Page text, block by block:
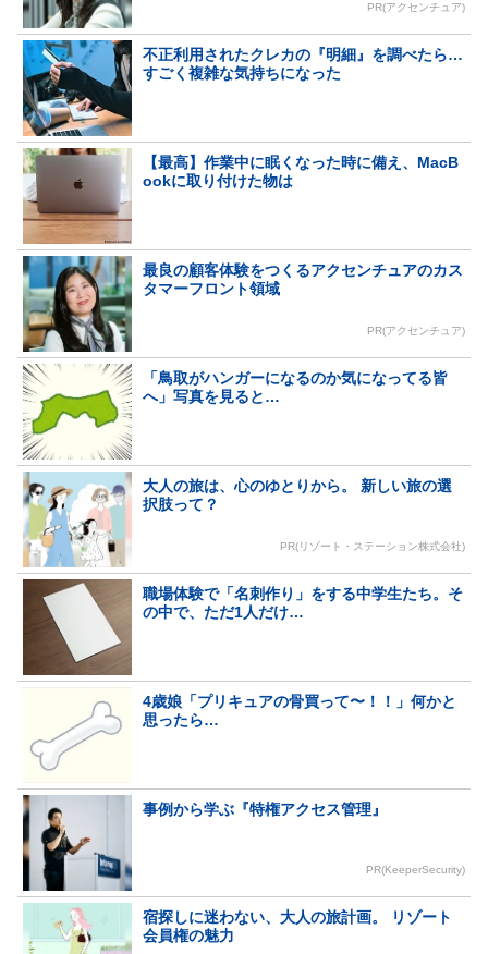
PR(アクセンチュア)
不正利用されたクレカの『明細』を調べたら…
すごく複雑な気持ちになった
【最高】作業中に眠くなった時に備え、MacB
ookに取り付けた物は
最良の顧客体験をつくるアクセンチュアのカス
タマーフロント領域
PR(アクセンチュア)
「鳥取がハンガーになるのか気になってる皆
へ」写真を見ると…
大人の旅は、心のゆとりから。 新しい旅の選
択肢って？
PR(リゾート・ステーション株式会社)
職場体験で「名刺作り」をする中学生たち。そ
の中で、ただ1人だけ…
4歳娘「プリキュアの骨買って〜！！」何かと
思ったら…
事例から学ぶ『特権アクセス管理』
PR(KeeperSecurity)
宿探しに迷わない、大人の旅計画。 リゾート
会員権の魅力